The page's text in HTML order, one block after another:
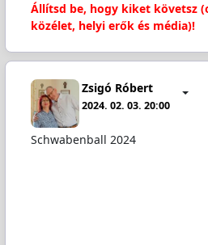
Állítsd be, hogy kiket követsz
közélet, helyi erők és média)!
Zsigó Róbert
2024. 02. 03. 20:00
Schwabenball 2024